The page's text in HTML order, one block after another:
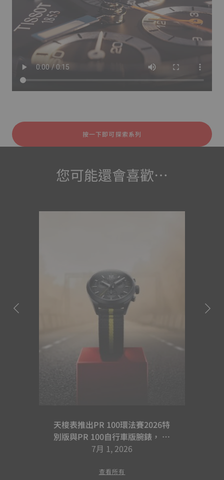
按一下即可探索系列
您可能還會喜歡…
天梭表推出PR 100環法賽2026特
別版與PR 100自行車版腕錶， 續
寫騎乘合作篇章
7月 1, 2026
查看所有